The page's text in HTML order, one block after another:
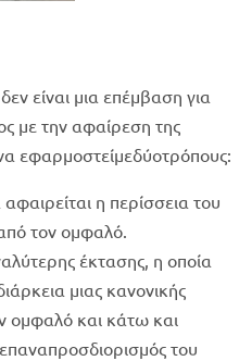
είναι μια επέμβαση για
με την αφαίρεση της
εφαρμοστείμεδύοτρόπους:
η περίσσεια του
τον ομφαλό.
έκτασης, η οποία
μιας κανονικής
ομφαλό και κάτω και
του